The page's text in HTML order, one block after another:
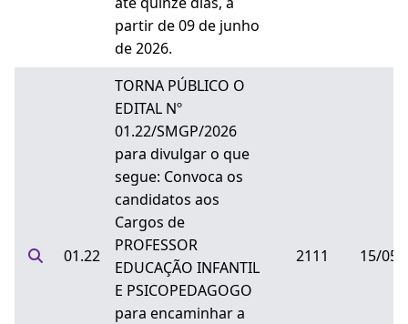
partir de 09 de junho
de 2026.
01.22
TORNA PÚBLICO O
EDITAL Nº
01.22/SMGP/2026
para divulgar o que
segue: Convoca os
candidatos aos
Cargos de
PROFESSOR
EDUCAÇÃO INFANTIL
E PSICOPEDAGOGO
para encaminhar a
2111 15/05/